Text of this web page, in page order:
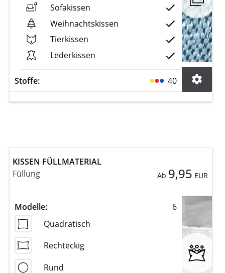
Sofakissen
Weihnachtskissen
Tierkissen
Lederkissen
Stoffe: 40
KISSEN FÜLLMATERIAL
Füllung
Modelle:
6
Quadratisch
Rechteckig
Rund
Ab 9,95 EUR